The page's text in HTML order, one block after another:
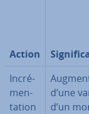
Action
In­cré­
men­
ta­tion
d’une
d’un